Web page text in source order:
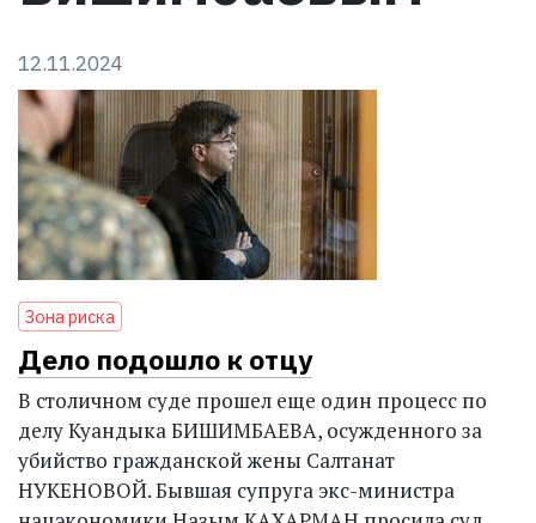
12.11.2024
Зона риска
Дело подошло к отцу
В столичном суде прошел еще один процесс по
делу Куандыка БИШИМБАЕВА, осуж­денного за
убийство гражданской жены Салтанат
НУКЕНОВОЙ. Бывшая супруга экс-министра